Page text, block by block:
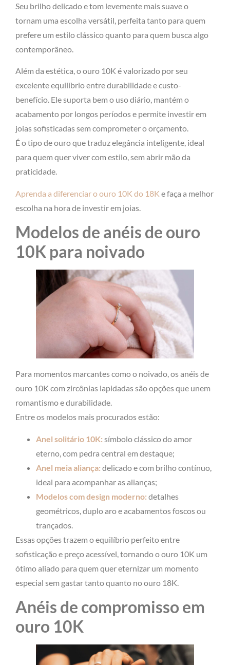
Seu brilho delicado e tom levemente mais suave o
tornam uma escolha versátil, perfeita tanto para quem
prefere um estilo clássico quanto para quem busca algo
contemporâneo.
Além da estética, o ouro 10K é valorizado por seu
excelente equilíbrio entre durabilidade e custo-
benefício. Ele suporta bem o uso diário, mantém o
acabamento por longos períodos e permite investir em
joias sofisticadas sem comprometer o orçamento.
É o tipo de ouro que traduz elegância inteligente, ideal
para quem quer viver com estilo, sem abrir mão da
praticidade.
Aprenda a diferenciar o ouro 10K do 18K e faça a melhor
escolha na hora de investir em joias.
Modelos de anéis de ouro
10K para noivado
Para momentos marcantes como o noivado, os anéis de
ouro 10K com zircônias lapidadas são opções que unem
romantismo e durabilidade.
Entre os modelos mais procurados estão:
Anel solitário 10K: símbolo clássico do amor
eterno, com pedra central em destaque;
Anel meia aliança: delicado e com brilho contínuo,
ideal para acompanhar as alianças;
Modelos com design moderno: detalhes
geométricos, duplo aro e acabamentos foscos ou
trançados.
Essas opções trazem o equilíbrio perfeito entre
sofisticação e preço acessível, tornando o ouro 10K um
ótimo aliado para quem quer eternizar um momento
especial sem gastar tanto quanto no ouro 18K.
Anéis de compromisso em
ouro 10K